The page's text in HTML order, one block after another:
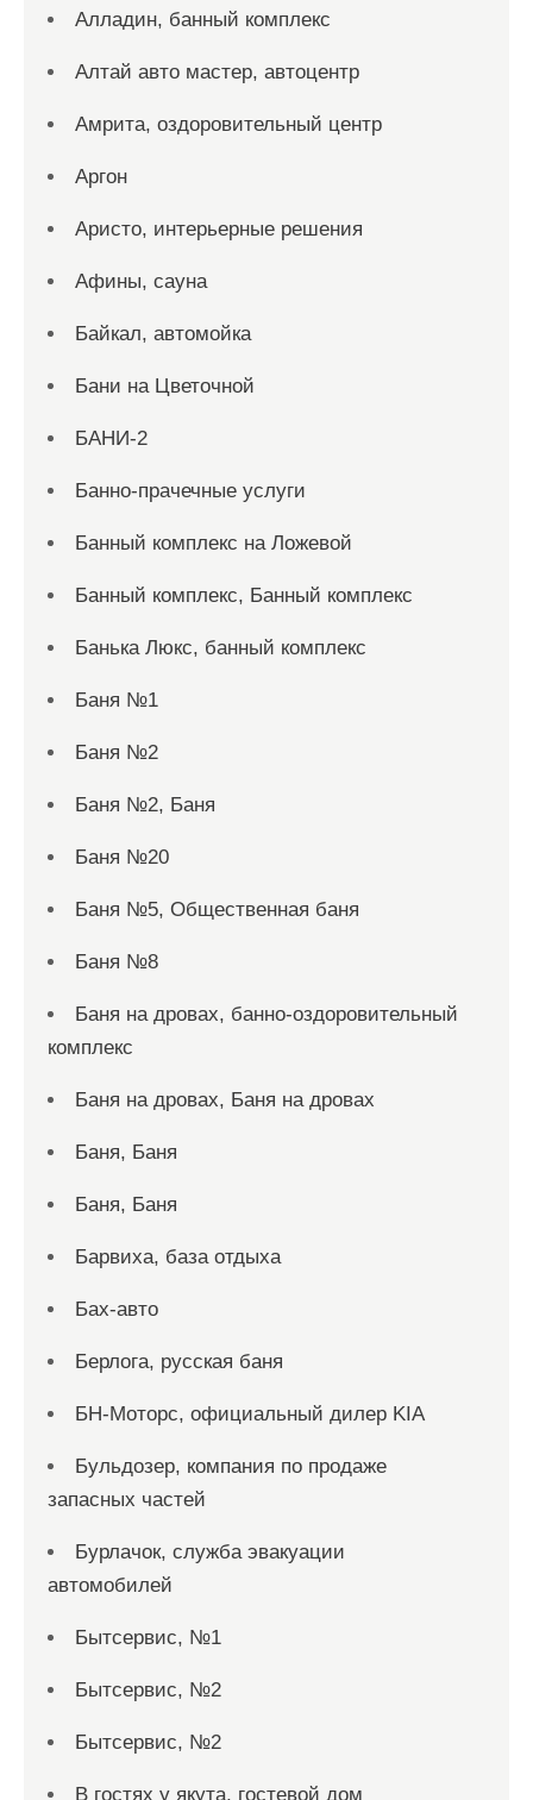
Алладин, банный комплекс
Алтай авто мастер, автоцентр
Амрита, оздоровительный центр
Аргон
Аристо, интерьерные решения
Афины, сауна
Байкал, автомойка
Бани на Цветочной
БАНИ-2
Банно-прачечные услуги
Банный комплекс на Ложевой
Банный комплекс, Банный комплекс
Банька Люкс, банный комплекс
Баня №1
Баня №2
Баня №2, Баня
Баня №20
Баня №5, Общественная баня
Баня №8
Баня на дровах, банно-оздоровительный
комплекс
Баня на дровах, Баня на дровах
Баня, Баня
Баня, Баня
Барвиха, база отдыха
Бах-авто
Берлога, русская баня
БН-Моторс, официальный дилер KIA
Бульдозер, компания по продаже
запасных частей
Бурлачок, служба эвакуации
автомобилей
Бытсервис, №1
Бытсервис, №2
Бытсервис, №2
В гостях у якута, гостевой дом